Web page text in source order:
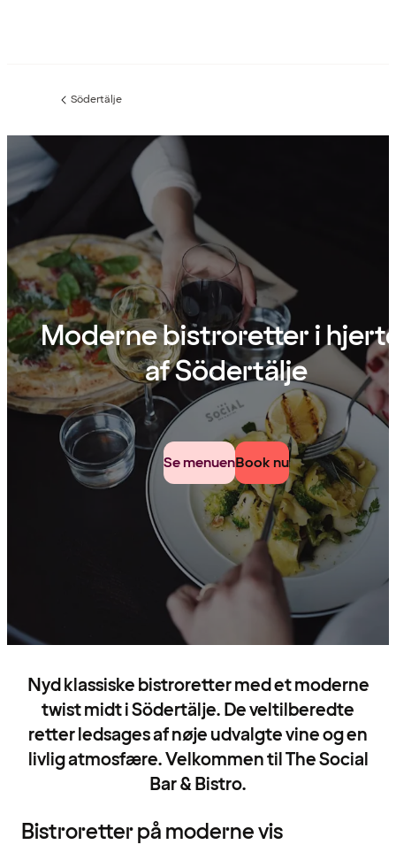
Forrige
:
Södertälje
Moderne bistroretter i
af Södertälje
Se menuenBook nu
Nyd klassiske bistroretter med et moderne
twist midt i Södertälje. De veltilberedte
retter ledsages af nøje udvalgte vine og en
livlig atmosfære. Velkommen til The Social
Bar & Bistro.
Bistroretter på moderne vis